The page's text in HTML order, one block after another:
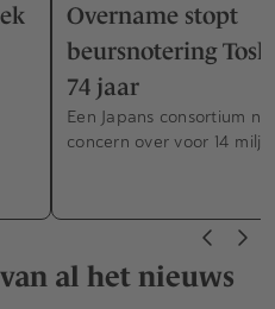
Overname stopt
beursnotering
74 jaar
Een Japans consortium
concern over voor 14
al het nieuws